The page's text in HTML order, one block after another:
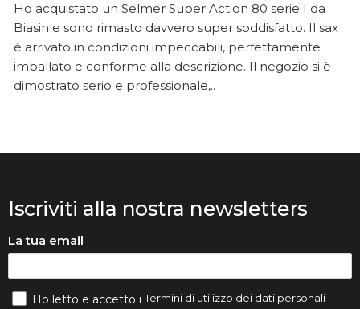
Ho acquistato un Selmer Super Action 80 serie I da
Biasin e sono rimasto davvero super soddisfatto. Il sax
è arrivato in condizioni impeccabili, perfettamente
imballato e conforme alla descrizione. Il negozio si è
dimostrato serio e professionale,..
Iscriviti alla nostra newsletters
La tua email
Ho letto e accetto iTermini di utilizzo dei dati personali